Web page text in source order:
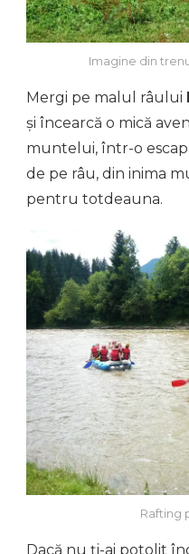
Imagine din
Mergi pe malul râului
și încearcă o mică
muntelui, într-o
de pe râu, din inima
pentru totdeauna.
Rafting
Dacă nu ți-ai potolit